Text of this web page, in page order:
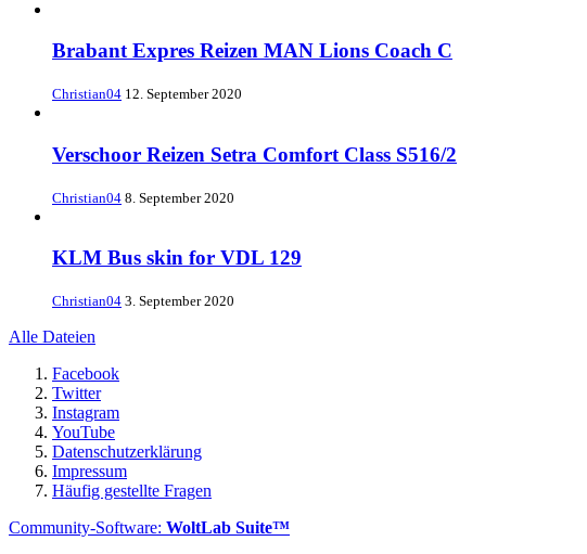
Brabant Expres Reizen MAN Lions Coach C
Christian04 12. September 2020
Verschoor Reizen Setra Comfort Class S516/2
Christian04 8. September 2020
KLM Bus skin for VDL 129
Christian04 3. September 2020
Alle Dateien
Facebook
Twitter
Instagram
YouTube
Datenschutzerklärung
Impressum
Häufig gestellte Fragen
Community-Software: WoltLab Suite™